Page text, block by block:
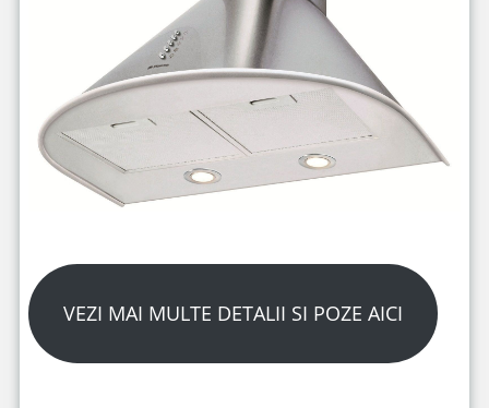
VEZI MAI MULTE DETALII SI POZE AICI